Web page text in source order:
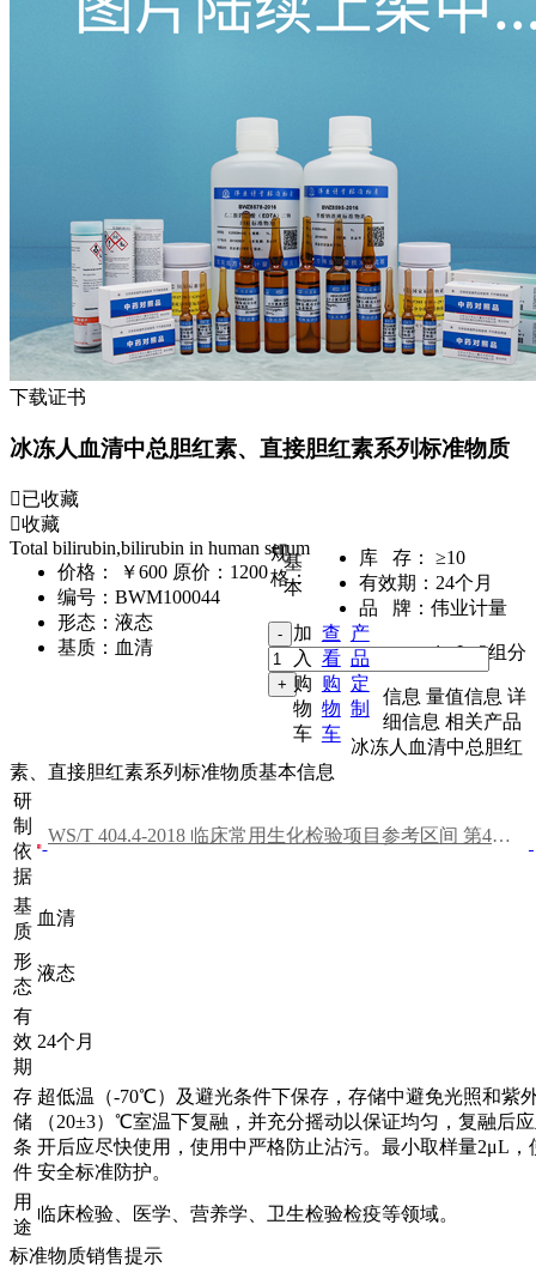
下载证书
冰冻人血清中总胆红素、直接胆红素系列标准物质
已收藏
收藏
Total bilirubin,bilirubin in human serum
价格：
￥600 原价：1200
编号： BWM100044
形态： 液态
基质： 血清
库 存：
≥10
有效期： 24个月
品 牌： 伟业计量
规
格：
1mL,2组分
加
入
购
物
车
查
看
购
物
车
产
品
定
制
基
本
信息 量值信息 详
细信息 相关产品
冰冻人血清中总胆红
素、直接胆红素系列标准物质基本信息
研
制
依
据
WS/T 404.4-2018 临床常用生化检验项目参考区间 第4部分:血清总胆红素、直接胆红素
基
质
血清
形
态
液态
有
效
期
24个月
存
储
条
件
超低温（-70℃）及避光条件下保存，存储中避免光照和紫
（20±3）℃室温下复融，并充分摇动以保证均匀，复融后
开后应尽快使用，使用中严格防止沾污。最小取样量2μL
安全标准防护。
用
途
临床检验、医学、营养学、卫生检验检疫等领域。
标准物质销售提示